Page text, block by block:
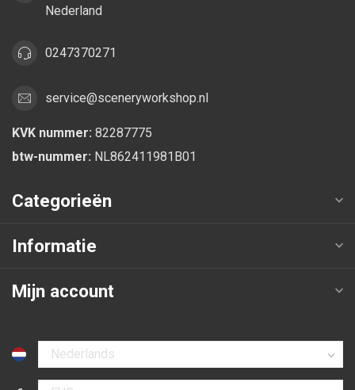
Nederland
0247370271
service@sceneryworkshop.nl
KVK nummer: 82287775
btw-nummer: NL862411981B01
Categorieën
Informatie
Mijn account
Selecteer taal